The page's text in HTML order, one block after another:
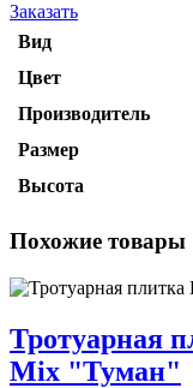
Заказать
Вид
Цвет
Производитель
Размер
Высота
Похожие товары
Тротуарная
Mix "Туман"